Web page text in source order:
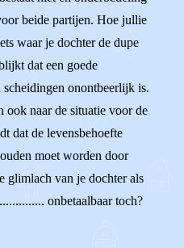
beide partijen. Hoe jullie
waar je dochter de dupe
dat een goede
onontbeerlijk is.
ook naar de situatie voor de
dat de levensbehoefte
moet worden door
glimlach van je dochter als
onbetaalbaar toch?